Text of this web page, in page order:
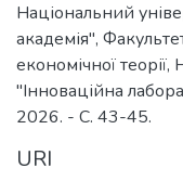
Національний
академія",
економічної
"Інноваційна
2026. - C. 43-45.
URI